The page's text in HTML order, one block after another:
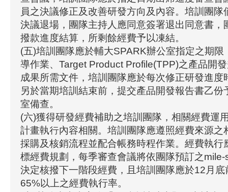
員之決議修正及改善研發方向及內容。培訓團隊
決議退場，團隊主持人應同意簽署退出同意書，
撥款進度結算，所剩餘經費予以凍結。
(五)培訓團隊應於輔大SPARK辦公室指定之期限
導作業、Target Product Profile(TPP)之產品開
成果所需文件，培訓團隊應於每次修正研發進度
另於當期培訓結束前，提交產品開發報告書乙份
室備查。
(六)獲得研發經費補助之培訓團隊，相關經費運
計畫執行內容相關。培訓團隊應遵照經費來源之
採購及核銷流程並配合帳務時程作業。經費執行
標經費規劃，每季審查會議將依團隊預訂之
決定核撥下一階段經費，且培訓團隊應於12月
65%以上之經費執行率。